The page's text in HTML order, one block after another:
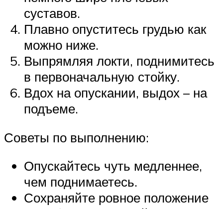
суставов.
Плавно опуститесь грудью как
можно ниже.
Выпрямляя локти, поднимитесь
в первоначальную стойку.
Вдох на опускании, выдох – на
подъеме.
Советы по выполнению:
Опускайтесь чуть медленнее,
чем поднимаетесь.
Сохраняйте ровное положение